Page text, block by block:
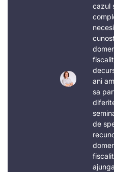
cazul
ani
sa
de